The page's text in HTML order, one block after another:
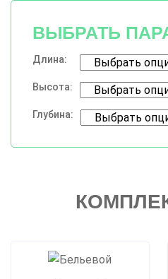
ВЫБРАТЬ
Длина:
Высота:
Глубина: